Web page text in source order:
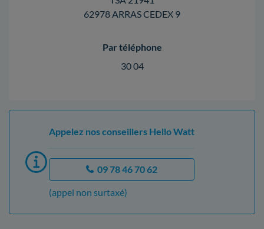
62978 ARRAS CEDEX 9
Par téléphone
30 04
Appelez nos conseillers Hello Watt
09 78 46 70 62
(appel non surtaxé)